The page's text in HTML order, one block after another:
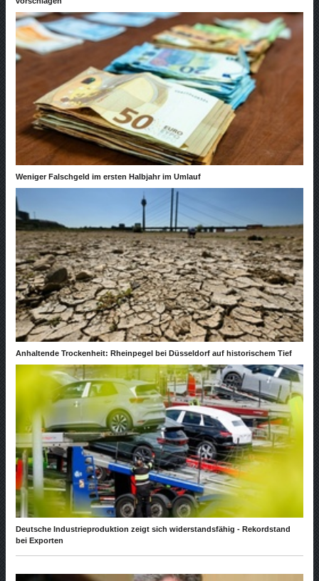
Weniger Falschgeld im ersten Halbjahr im Umlauf
Anhaltende Trockenheit: Rheinpegel bei Düsseldorf auf historischem Tief
Deutsche Industrieproduktion zeigt sich widerstandsfähig - Rekordstand
bei Exporten